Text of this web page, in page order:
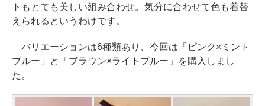
トもとても美しい組み合わせ。気分に合わせて色も着替
えられるというわけです。
バリエーションは6種類あり、今回は「ピンク×ミント
ブルー」と「ブラウン×ライトブルー」を購入しまし
た。